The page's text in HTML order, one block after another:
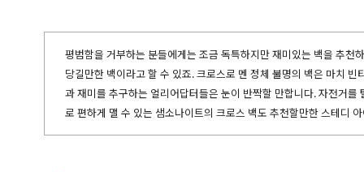
평범함을 거부하는 분들에게는 조금 독특하지만 재미있는 백을 추천
당길만한 백이라고 할 수 있죠. 크로스로 멘 정체 불명의 백은 마치
과 재미를 추구하는 얼리어답터들은 눈이 반짝할 만합니다. 자전거를
로 편하게 맬 수 있는 샘소나이트의 크로스 백도 추천할만한 스테디